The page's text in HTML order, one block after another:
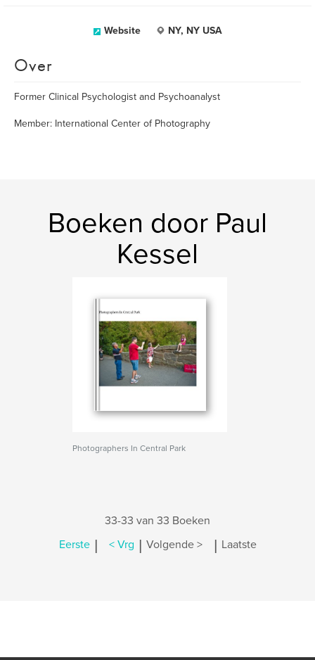
Website NY, NY USA
Over
Former Clinical Psychologist and Psychoanalyst
Member: International Center of Photography
Boeken door Paul
Kessel
Photographers In Central Park
33-33 van 33 Boeken
Eerste | < Vrg | Volgende > | Laatste